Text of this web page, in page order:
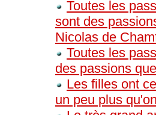
Toutes les
sont des
Nicolas de
Toutes les
des passions
Les filles ont
un peu plus